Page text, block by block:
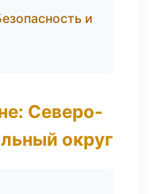
и
Северо-
округ